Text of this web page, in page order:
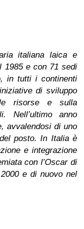
italiana laica e
1985 e con 71 sedi
in tutti i continenti
di sviluppo
risorse e sulla
Nell’ultimo anno
avvalendosi di uno
posto. In Italia è
e integrazione
con l’Oscar di
e di nuovo nel